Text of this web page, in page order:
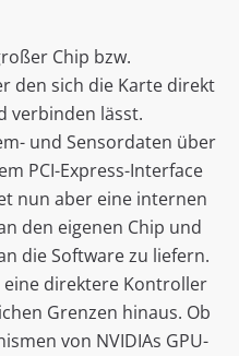
Chip bzw.
den sich die Karte direkt
verbinden lässt.
und Sensordaten über
PCI-Express-Interface
nun aber eine internen
den eigenen Chip und
die Software zu liefern.
direktere Kontroller
Grenzen hinaus. Ob
von NVIDIAs GPU-